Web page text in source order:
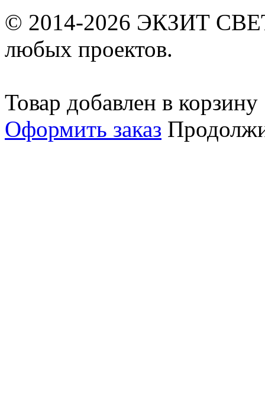
© 2014-2026 ЭКЗИТ
любых проектов.
Товар добавлен в корзину
Оформить заказ